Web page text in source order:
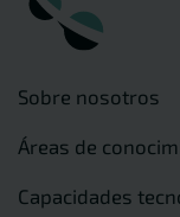
Sobre nosotros
Áreas de
Capacidades